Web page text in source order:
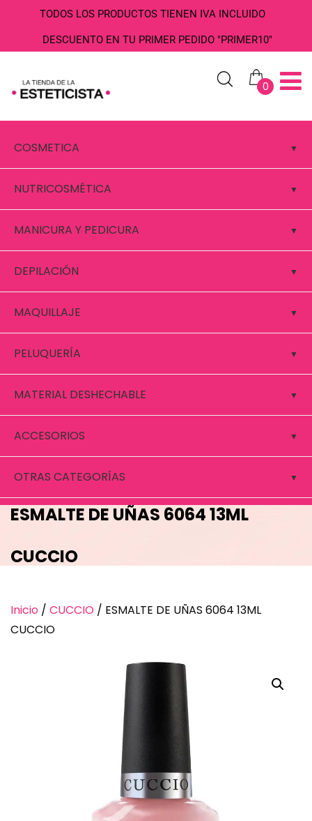
TODOS LOS PRODUCTOS TIENEN IVA INCLUIDO
DESCUENTO EN TU PRIMER PEDIDO "PRIMER10"
0
COSMETICA
NUTRICOSMÉTICA
MANICURA Y PEDICURA
DEPILACIÓN
MAQUILLAJE
PELUQUERÍA
MATERIAL DESHECHABLE
ACCESORIOS
OTRAS CATEGORÍAS
ESMALTE DE UÑAS 6064 13ML
CUCCIO
Inicio / CUCCIO / ESMALTE DE UÑAS 6064 13ML
CUCCIO